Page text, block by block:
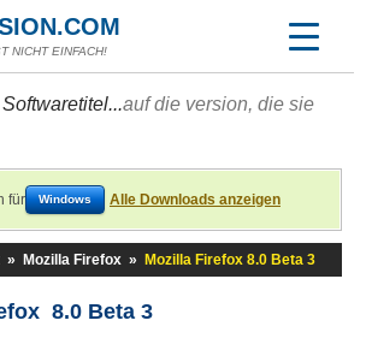
NICHT EINFACH!
auf die version, die sie
für Windows Alle Downloads anzeigen
» Mozilla Firefox » Mozilla Firefox 8.0 Beta 3
8.0 Beta 3